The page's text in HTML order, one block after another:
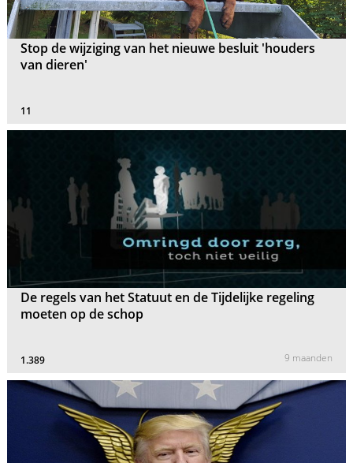
Stop de wijziging van het nieuwe besluit 'houders
van dieren'
11
De regels van het Statuut en de Tijdelijke regeling
moeten op de schop
1.389 9 maanden